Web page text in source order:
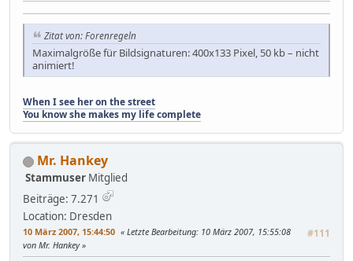
Zitat von: Forenregeln
Maximalgröße für Bildsignaturen: 400x133 Pixel, 50 kb – nicht
animiert!
When I see her on the street
You know she makes my life complete
Mr. Hankey
Stammuser Mitglied
Beiträge: 7.271
Location: Dresden
10 März 2007, 15:44:50 #111
Letzte Bearbeitung: 10 März 2007, 15:55:08
von Mr. Hankey